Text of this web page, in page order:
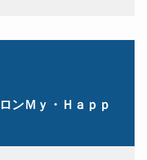
ンＭｙ・Ｈａｐｐ